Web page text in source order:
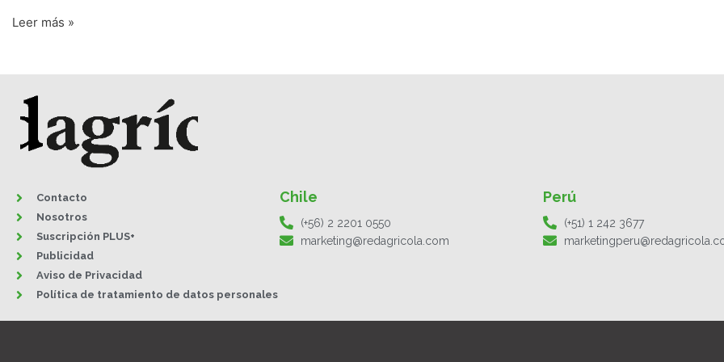
Leer más »
Contacto
Nosotros
Suscripción PLUS+
Publicidad
Aviso de Privacidad
Política de tratamiento de datos personales
Chile
(+56) 2 2201 0550
marketing@redagricola.com
Perú
(+51) 1 242 3677